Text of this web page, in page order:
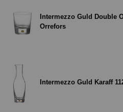
Intermezzo Guld Double
Orrefors
Intermezzo Guld Karaff